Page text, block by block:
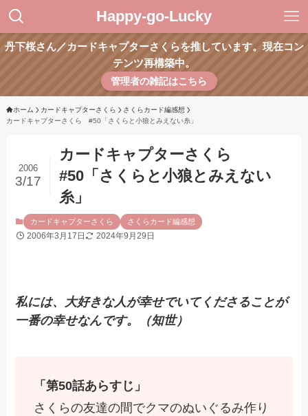
Happy-go-Lucky
丹下桜さん／カードキャプターさくらを推しています。現在コン
テンツ再構築中。
管理者の雑記はこちら
ホーム カードキャプターさくら
さくらカード編感想
カードキャプターさくら #50「さくらと小狼とみえない糸」
カードキャプターさくら
#50「さくらと小狼とみえない
糸」
2006
3/17
カードキャプターさくら さくらカード編感想
2006年3月17日 2024年9月29日
私には、大好きな人が幸せでいてくださることが
一番の幸せなんです。（知世）
「第50話あらすじ」
さくらの友達の間でクマのぬいぐるみ作り